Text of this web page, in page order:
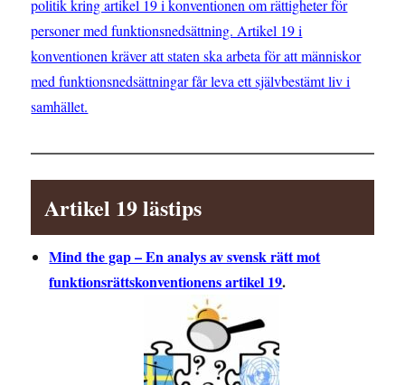
politik kring artikel 19 i konventionen om rättigheter för
personer med funktionsnedsättning. Artikel 19 i
konventionen kräver att staten ska arbeta för att människor
med funktionsnedsättningar får leva ett självbestämt liv i
samhället.
Artikel 19 lästips
Mind the gap – En analys av svensk rätt mot
funktionsrättskonventionens artikel 19.